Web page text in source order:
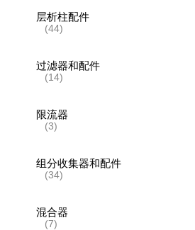
层析柱配件
(44)
过滤器和配件
(14)
限流器
(3)
组分收集器和配件
(34)
混合器
(7)